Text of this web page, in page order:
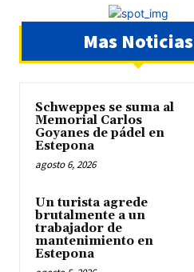
Mas Noticias
Schweppes se suma al
Memorial Carlos
Goyanes de pádel en
Estepona
agosto 6, 2026
Un turista agrede
brutalmente a un
trabajador de
mantenimiento en
Estepona